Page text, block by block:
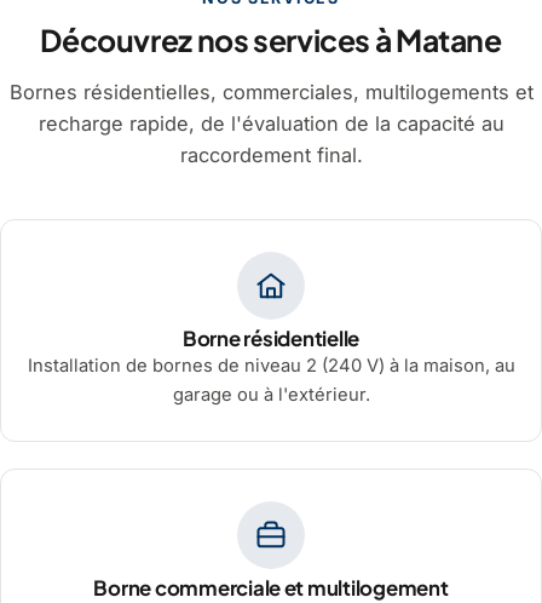
Découvrez nos services à Matane
Bornes résidentielles, commerciales, multilogements et
recharge rapide, de l'évaluation de la capacité au
raccordement final.
Borne résidentielle
Installation de bornes de niveau 2 (240 V) à la maison, au
garage ou à l'extérieur.
Borne commerciale et multilogement